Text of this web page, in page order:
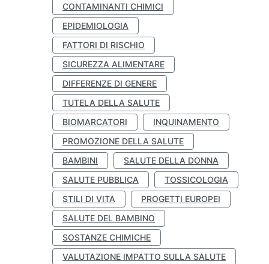
CONTAMINANTI CHIMICI
EPIDEMIOLOGIA
FATTORI DI RISCHIO
SICUREZZA ALIMENTARE
DIFFERENZE DI GENERE
TUTELA DELLA SALUTE
BIOMARCATORI
INQUINAMENTO
PROMOZIONE DELLA SALUTE
BAMBINI
SALUTE DELLA DONNA
SALUTE PUBBLICA
TOSSICOLOGIA
STILI DI VITA
PROGETTI EUROPEI
SALUTE DEL BAMBINO
SOSTANZE CHIMICHE
VALUTAZIONE IMPATTO SULLA SALUTE